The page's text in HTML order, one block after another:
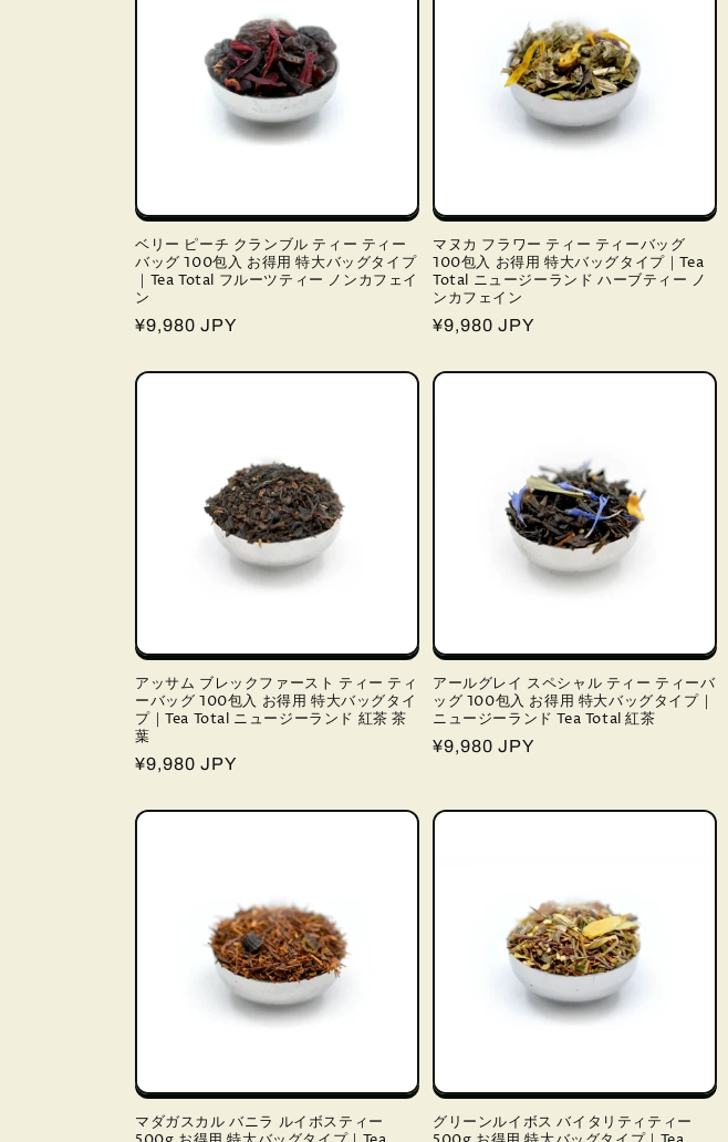
ベリー ピーチ クランブル ティー ティー
バッグ 100包入 お得用 特大バッグタイプ
｜Tea Total フルーツティー ノンカフェイ
ン
通
価
¥9,980 JPY
マヌカ フラワー ティー ティーバッグ
100包入 お得用 特大バッグタイプ｜Tea
Total ニュージーランド ハーブティー ノ
ンカフェイン
通
価
¥9,980 JPY
アッサム ブレックファースト ティー ティ
ーバッグ 100包入 お得用 特大バッグタイ
プ｜Tea Total ニュージーランド 紅茶 茶
葉
通
価
¥9,980 JPY
アールグレイ スペシャル ティー ティーバ
ッグ 100包入 お得用 特大バッグタイプ｜
ニュージーランド Tea Total 紅茶
通
格
¥9,980 JPY
マダガスカル バニラ ルイボスティー
グリーンルイボス バイタリティティー